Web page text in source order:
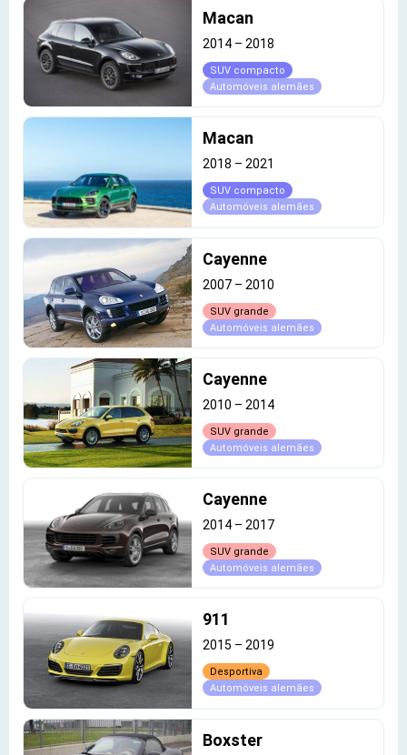
Macan
2014 – 2018
SUV compacto
Automóveis alemães
Macan
2018 – 2021
SUV compacto
Automóveis alemães
Cayenne
2007 – 2010
SUV grande
Automóveis alemães
Cayenne
2010 – 2014
SUV grande
Automóveis alemães
Cayenne
2014 – 2017
SUV grande
Automóveis alemães
911
2015 – 2019
Desportiva
Automóveis alemães
Boxster